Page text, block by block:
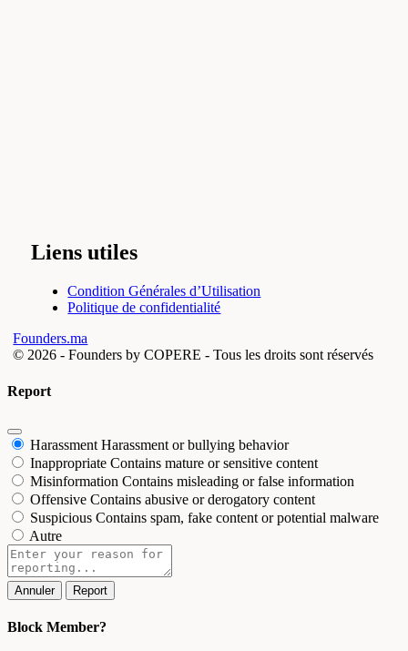
Liens utiles
Condition Générales d’Utilisation
Politique de confidentialité
Founders.ma
© 2026 -Founders by COPERE - Tous les droits sont réservés
Report
Harassment Harassment or bullying behavior
Inappropriate Contains mature or sensitive content
Misinformation Contains misleading or false information
Offensive Contains abusive or derogatory content
Suspicious Contains spam, fake content or potential malware
Autre
Report
note
Report
Block Member?